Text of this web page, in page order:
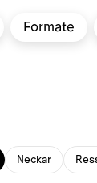
Formate
Neckar